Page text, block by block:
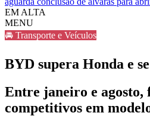
EM ALTA
MENU
🚘 Transporte e Veículos
BYD supera Honda e
Entre janeiro e agosto,
competitivos em